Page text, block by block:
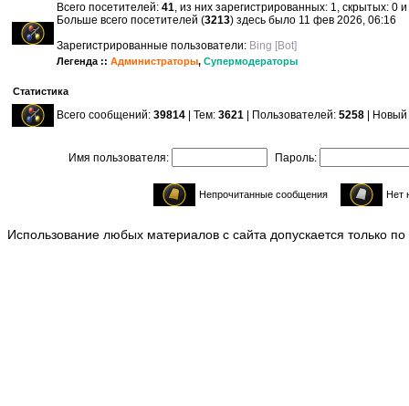
Всего посетителей: 41, из них зарегистрированных: 1, скрытых: 0
Больше всего посетителей (3213) здесь было 11 фев 2026, 06:16
Зарегистрированные пользователи: Bing [Bot]
Легенда :: Администраторы, Супермодераторы
Статистика
Всего сообщений: 39814 | Тем: 3621 | Пользователей: 5258 |
Имя пользователя: Пароль:
Непрочитанные сообщения Нет
Использование любых материалов с сайта допускается только